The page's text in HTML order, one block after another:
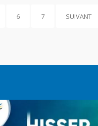
6 7 SUIVANT